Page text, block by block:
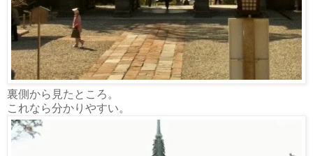
裏側から見たところ。
これなら分かりやすい。